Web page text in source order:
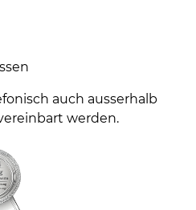
auch ausserhalb
werden.